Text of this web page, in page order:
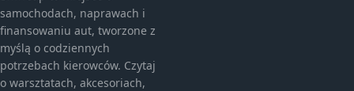
samochodach, naprawach i
finansowaniu aut, tworzone z
myślą o codziennych
potrzebach kierowców. Czytaj
o warsztatach, akcesoriach,